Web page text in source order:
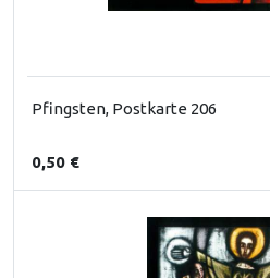
Pfingsten, Postkarte 206
0,50 €